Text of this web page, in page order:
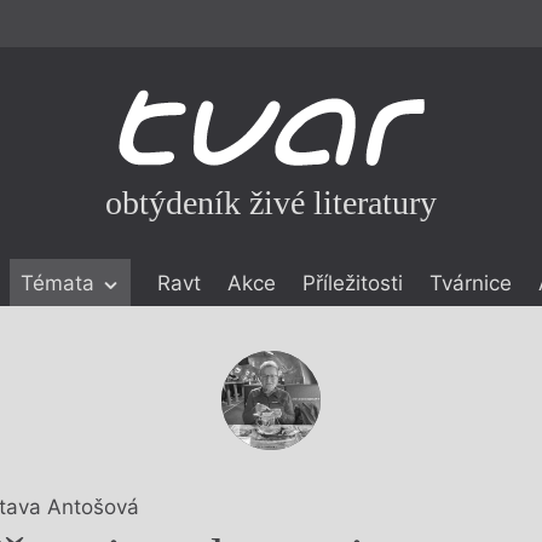
obtýdeník živé literatury
Témata Ravt Akce Příležitosti Tvárnice
Antošová